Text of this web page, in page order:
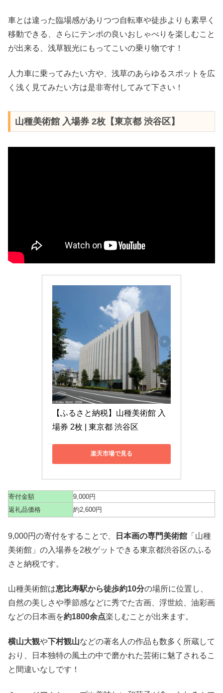
車とは違った臨場感がありつつ自転車や徒歩よりも素早く
移動できる、さらにテンポの良いおしゃべりを楽しむこと
が出来る、浅草観光にもってこいの乗り物です！
人力車に乗ってみたい方や、浅草のあらゆるスポットを広
く浅く見てみたい方は是非寄付してみて下さい！
山種美術館 入場券 2枚【東京都 渋谷区】
【ふるさと納税】山種美術館 入
場券 2枚 | 東京都 渋谷区
楽天市場で見る
寄付金額
9,000円
返礼品価格
約2,600円
9,000円の寄付をすることで、 日本画の専門美術館 「山種
美術館」の入場券を2枚ゲットできる東京都渋谷区のふる
さと納税です。
山種美術館は恵比寿駅から徒歩約10分の場所に位置し、
自然の美しさや季節感などに秀でた古画、浮世絵、油彩画
などの日本画を約1800余点楽しむことが出来ます。
横山大観や下村観山などの著名人の作品も数多く所蔵して
おり、日本独特の風土の中で磨かれた芸術に魅了されるこ
と間違いなしです！